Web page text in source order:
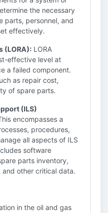
the necessary
parts, personnel, and
effectively.
(LORA): LORA
effective level at
a failed component.
as repair cost,
of spare parts.
(ILS)
encompasses a
procedures,
all aspects of ILS
software
parts inventory,
and other critical data.
in the oil and gas